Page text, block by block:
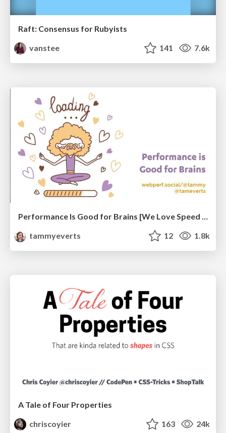
Raft: Consensus for Rubyists
vanstee
141 7.6k
Performance Is Good for Brains [We Love Speed 2024]
tammyeverts
12 1.8k
A Tale of Four Properties
chriscoyier
163 24k